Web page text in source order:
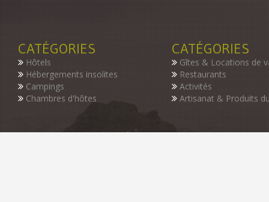
CATÉGORIES
Hôtels
Hébergements insolites
Campings
Chambres d'hôtes
CATÉGORIES
Gîtes & Locations de
Restaurants
Activités
Artisanat & Produits